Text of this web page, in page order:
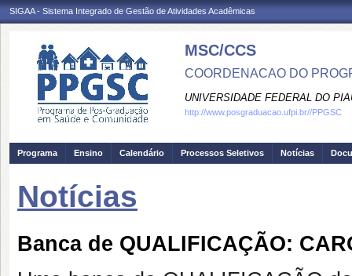
SIGAA - Sistema Integrado de Gestão de Atividades Acadêmicas
MSC/CCS
COORDENACAO DO
UNIVERSIDADE FEDERAL DO
http://www.posgraduacao.ufpi.br//PPGSC
Programa Ensino Calendário Processos Seletivos Notícias
Notícias
Banca de QUALIFICAÇÃO: